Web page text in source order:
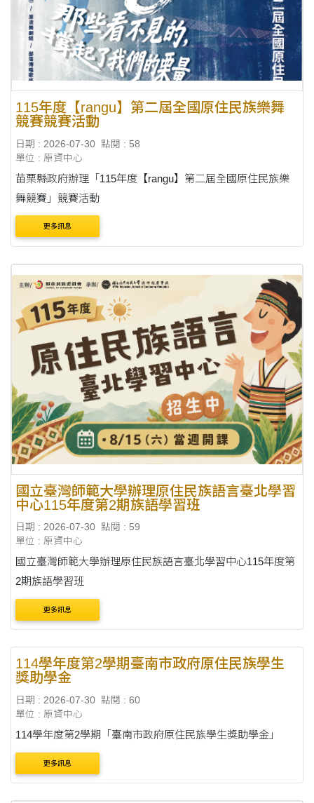
115年度【rangu】第二屆全國原住民族樂舞
競賽競賽活動
日期 : 2026-07-30 點閱 : 58
單位 : 原資中心
苗栗縣政府辦理「115年度【rangu】第二屆全國原住民族樂
舞競賽」競賽活動
更多訊息
國立臺灣師範大學辦理原住民族語言臺北學習
中心115年度第2期族語學習班
日期 : 2026-07-30 點閱 : 59
單位 : 原資中心
國立臺灣師範大學辦理原住民族語言臺北學習中心115年度第
2期族語學習班
更多訊息
114學年度第2學期臺南市政府原住民族學生
獎助學金
日期 : 2026-07-30 點閱 : 60
單位 : 原資中心
114學年度第2學期「臺南市政府原住民族學生獎助學金」
更多訊息